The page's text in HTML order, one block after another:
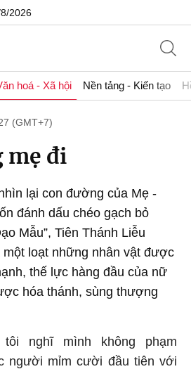
2026
hoá - Xã hội Nền tảng - Kiến tạo
(GMT+7)
mẹ đi
lại con đường của Mẹ -
đánh dấu chéo gạch bỏ
Mẫu”, Tiên Thánh Liễu
một loạt những nhân vật được
thế lực hàng đầu của nữ
hóa thánh, sùng thượng
tôi nghĩ mình không phạm
người mỉm cười đầu tiên với